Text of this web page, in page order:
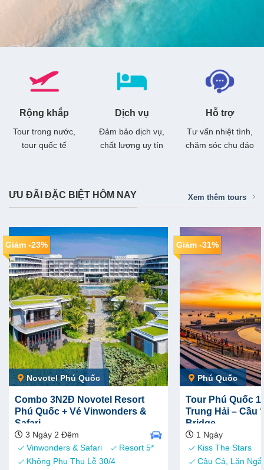
Rộng khắp
Tour trong nước,
tour quốc tế
Dịch vụ
Đảm bảo dịch vụ,
chất lượng uy tín
Hỗ trợ
Tư vấn nhiệt tình,
chăm sóc chu đáo
ƯU ĐÃI ĐẶC BIỆT HÔM NAY Xem thêm tours
Giảm -23%
Novotel Phú Quốc
Combo 3N2Đ Novotel Resort
Phú Quốc + Vé Vinwonders &
Safari
3 Ngày 2 Đêm
Vinwonders & Safari
Resort 5*
Không Phụ Thu Lễ 30/4
Giảm -31%
Phú Quốc
Tour Phú Quốc
Trung Hải – Cầu
Bridge
1 Ngày
Kiss The Stars
Câu Cá, Lặn